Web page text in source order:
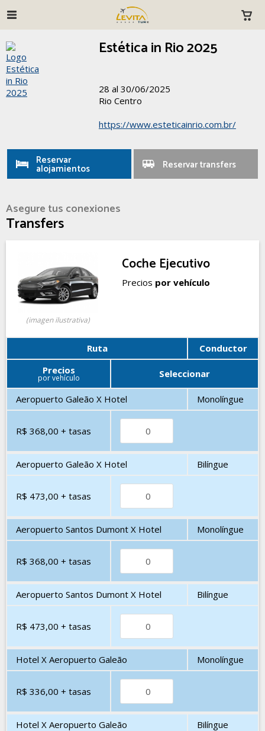
Estética in Rio 2025
28 al 30/06/2025
Rio Centro
https://www.esteticainrio.com.br/
Reservar
alojamientos Reservar transfers
Asegure tus conexiones
Transfers
(imagen ilustrativa)
Coche Ejecutivo
Precios por vehículo
Ruta
Conductor
Precios
por vehículo Seleccionar
Aeropuerto Galeão X Hotel Monolíngue
R$ 368,00 + tasas
Aeropuerto Galeão X Hotel Bilíngue
R$ 473,00 + tasas
Aeropuerto Santos Dumont X Hotel Monolíngue
R$ 368,00 + tasas
Aeropuerto Santos Dumont X Hotel Bilíngue
R$ 473,00 + tasas
Hotel X Aeropuerto Galeão Monolíngue
R$ 336,00 + tasas
Hotel X Aeropuerto Galeão Bilíngue